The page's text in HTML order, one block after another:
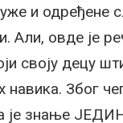
и одређене
Али, овде је
своју децу
навика. Због
је знање